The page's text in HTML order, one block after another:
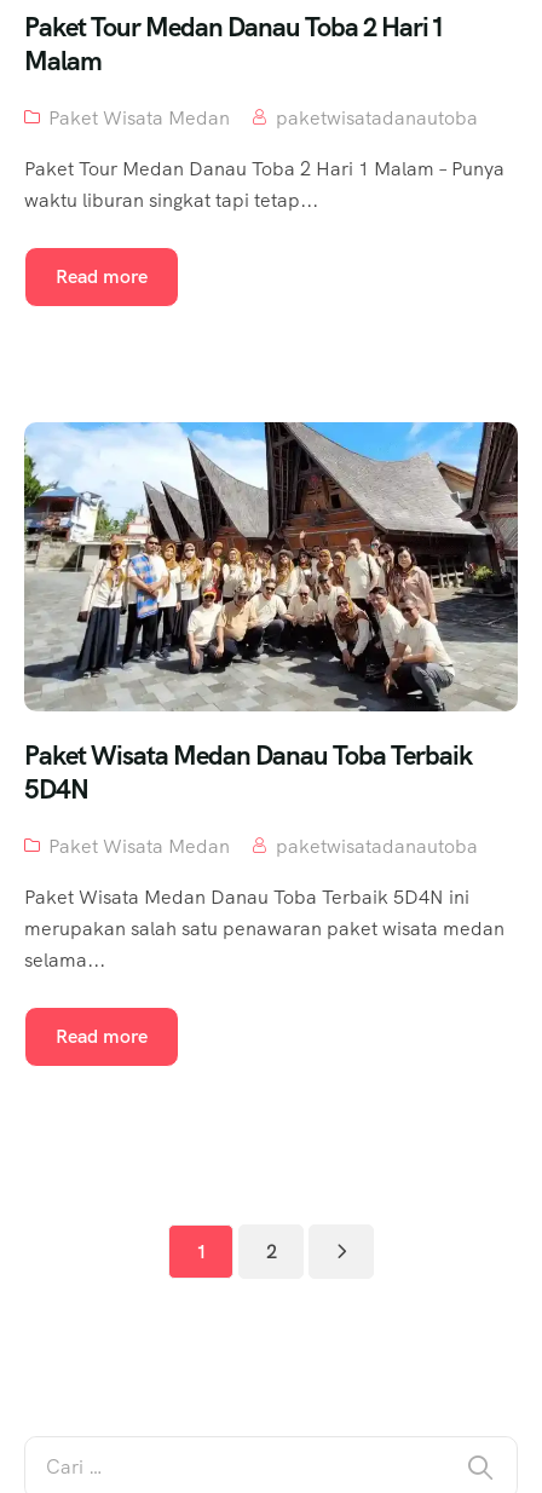
Paket Tour Medan Danau Toba 2 Hari 1
Malam
Paket Wisata Medan
paketwisatadanautoba
Paket Tour Medan Danau Toba 2 Hari 1 Malam – Punya
waktu liburan singkat tapi tetap...
Read more
Paket Wisata Medan Danau Toba Terbaik
5D4N
Paket Wisata Medan
paketwisatadanautoba
Paket Wisata Medan Danau Toba Terbaik 5D4N ini
merupakan salah satu penawaran paket wisata medan
selama...
Read more
1 2